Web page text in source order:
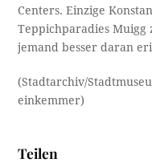
Centers. Einzige
Teppichparadies Muigg
jemand besser daran
(Stadtarchiv/
einkemmer)
Teilen